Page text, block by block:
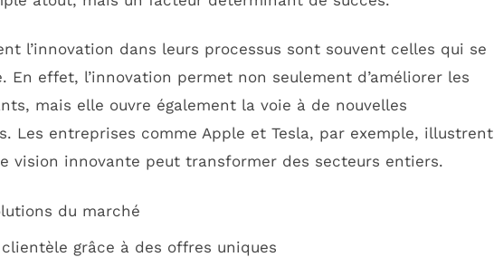
l’innovation dans leurs processus sont souvent celles qui se
En effet, l’innovation permet non seulement d’améliorer les
mais elle ouvre également la voie à de nouvelles
Les entreprises comme Apple et Tesla, par exemple, illustrent
vision innovante peut transformer des secteurs entiers.
du marché
grâce à des offres uniques